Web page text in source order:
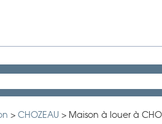
> CHOZEAU > Maison à louer à